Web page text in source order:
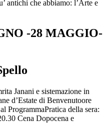
antichi che abbiamo: l’Arte e
-28 MAGGIO-
Janani e sistemazione in
d’Estate di Benvenutoore
ProgrammaPratica della sera:
Cena Dopocena e